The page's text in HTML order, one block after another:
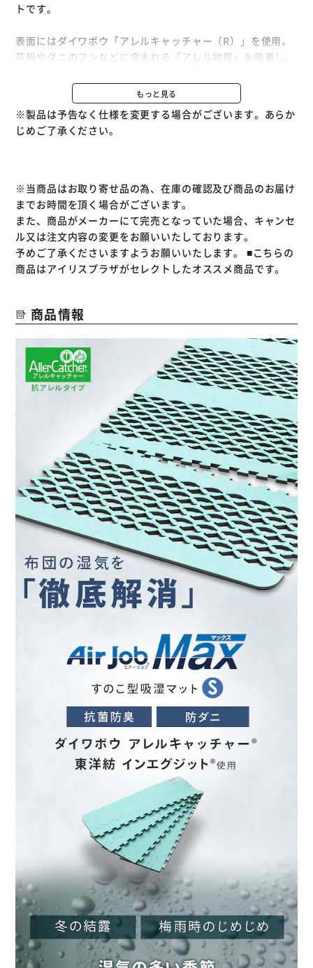
トです。
表面にはダイワボウ「アレルキャッチャー（R）」を使用。
花粉やダニのフンなどに含まれる「アレル物質」を吸着し、
また、抗菌・防臭・消臭の効果にも優れています。
※アレルギー症状の軽減を保証するものではありません。
湿気も寝汗もぐんぐん吸い込み、サラサラが長続き。
軽くてコンパクト、伸縮自在でさまざまなシーンに合わせて
ご使用いただけます。
乾燥させて繰り返しご使用いただけます。
もっと見る
※製品は予告なく仕様を変更する場合がございます。あらか
じめご了承ください。
※当商品はお取り寄せ品の為、在庫の確認及び商品のお届け
までお時間を頂く場合がございます。
また、商品がメーカーにて完売となっていた場合、キャンセ
ル又は注文内容の変更をお願いいたしております。
予めご了承くださいますようお願いいたします。 ■こちらの
商品はアイリスプラザがセレクトしたオススメ商品です。
商品情報